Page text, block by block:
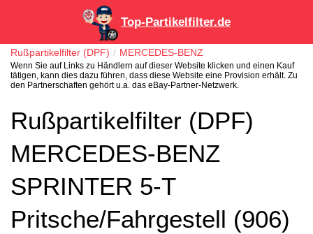
Top-Partikelfilter.de
Rußpartikelfilter (DPF) MERCEDES-BENZ
Wenn Sie auf Links zu Händlern auf dieser Website klicken und einen Kauf
tätigen, kann dies dazu führen, dass diese Website eine Provision erhält. Zu
den Partnerschaften gehört u.a. das eBay-Partner-Netzwerk.
Rußpartikelfilter (DPF)
MERCEDES-BENZ
SPRINTER 5-T
Pritsche/Fahrgestell (906)